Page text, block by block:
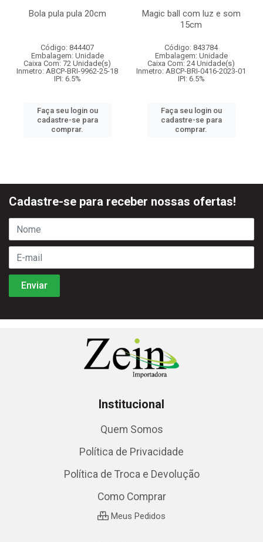
Bola pula pula 20cm
Código: 844407
Embalagem: Unidade
Caixa Com: 72 Unidade(s)
Inmetro: ABCP-BRI-9962-25-18
IPI: 6.5%
Faça seu login ou
cadastre-se para
comprar.
Magic ball com luz e som
15cm
Código: 843784
Embalagem: Unidade
Caixa Com: 24 Unidade(s)
Inmetro: ABCP-BRI-0416-2023-01
IPI: 6.5%
Faça seu login ou
cadastre-se para
comprar.
Cadastre-se para receber nossas ofertas!
Institucional
Quem Somos
Política de Privacidade
Política de Troca e Devolução
Como Comprar
Meus Pedidos